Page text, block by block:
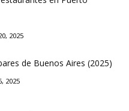
2025
de Buenos Aires (2025)
2025